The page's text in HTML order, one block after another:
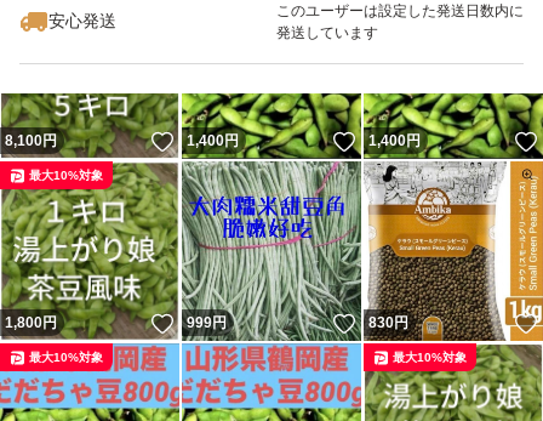
安心発送
このユーザーは設定した発送日数内に
発送しています
8,100円 いいね！
1,400円 いいね！
1,400円
1,800円 いいね！
最大10%対象
999円 いいね！
830円
最大10%対象 最大10%対象